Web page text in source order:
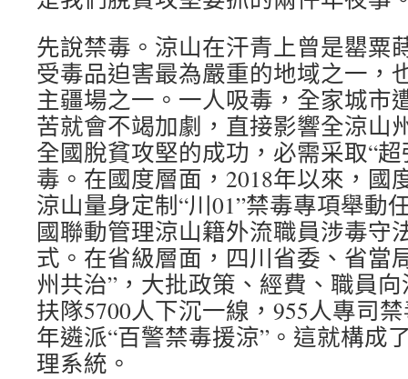
先說禁毒。涼山在汗青上曾是罌粟
受毒品迫害最為嚴重的地域之一，
主疆場之一。一人吸毒，全家城市
苦就會不竭加劇，直接影響全涼山
全國脫貧攻堅的成功，必需采取“
毒。在國度層面，2018年以來，國
涼山量身定制“川01”禁毒專項舉動
國聯動管理涼山籍外流職員涉毒守
式。在省級層面，四川省委、省當
州共治”，大批政策、經費、職員
扶隊5700人下沉一線，955人專司
年遴派“百警禁毒援涼”。這就構成
理系統。